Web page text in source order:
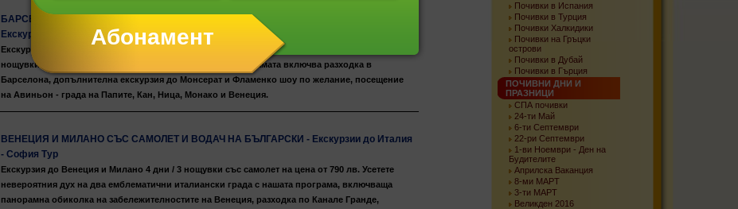
БАРСЕЛОНА - ИТАЛИАНСКА и ФРЕНСКА РИВИЕРА- МИЛАНО- ВЕНЕЦИЯ Вариант 2 -
Екскурзии до Испания - София Тур
Екскурзия БАРСЕЛОНА - ИТАЛИАНСКА и ФРЕНСКА РИВИЕРА- МИЛАНО- ВЕНЕЦИЯ 8 дни / 7
нощувки със самолет и автобус на цена от 1050 лв. Програмата включва разходка в
Барселона, допълнителна екскурзия до Монсерат и Фламенко шоу по желание, посещение
на Авиньон - града на Папите, Кан, Ница, Монако и Венеция.
ВЕНЕЦИЯ И МИЛАНО СЪС САМОЛЕТ И ВОДАЧ НА БЪЛГАРСКИ - Екскурзии до Италия
- София Тур
Екскурзия до Венеция и Милано 4 дни / 3 нощувки със самолет на цена от 790 лв. Усетете
невероятния дух на два емблематични италиански града с нашата програма, включваща
панорамна обиколка на забележителностите на Венеция, разходка по Канале Гранде,
Почивки в Испания
Почивки в Турция
Почивки Халкидики
Почивки на Гръцки
острови
Почивки в Дубай
Почивки в Гърция
ПОЧИВНИ ДНИ И
ПРАЗНИЦИ
СПА почивки
24-ти Май
6-ти Септември
22-ри Септември
1-ви Ноември - Ден на
Будителите
Априлска Ваканция
8-ми МАРТ
3-ти МАРТ
Великден 2016